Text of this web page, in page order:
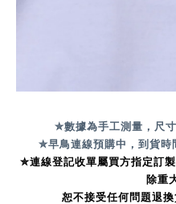
✮數據為手工測量，尺
✮早鳥連線預購中，到貨時
✮連線登記收單屬買方指定訂
除重
恕不接受任何問題退